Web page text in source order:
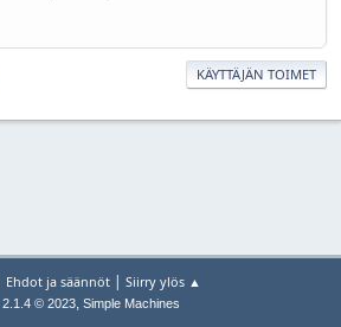
KÄYTTÄJÄN TOIMET
Ehdot ja säännöt | Siirry ylös ▲
2.1.4 © 2023, Simple Machines